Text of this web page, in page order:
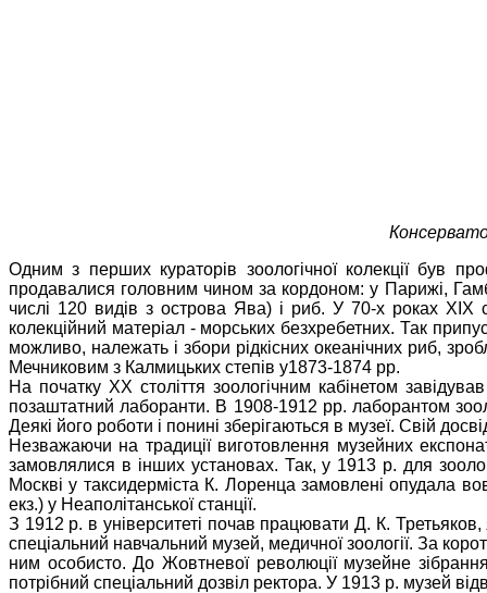
Одним з перших кураторів зоологічної колекції був
продавалися головним чином за кордоном: у Парижі,
числі 120 видів з острова Ява) і риб. У 70-х роках ХІХ
колекційний матеріал - морських безхребетних. Так
можливо, належать і збори рідкісних океанічних риб,
Мечниковим з Калмицьких степів у1873-1874 рр.
На початку ХХ століття зоологічним кабінетом
позаштатний лаборанти. В 1908-1912 рр. лаборантом
Деякі його роботи і понині зберігаються в музеї. Свій
Незважаючи на традиції виготовлення музейних
замовлялися в інших установах. Так, у 1913 р. для
Москві у таксидерміста К. Лоренца замовлені опудала
екз.) у Неаполітанської станції.
З 1912 р. в університеті почав працювати Д. К. Третьяков,
спеціальний навчальний музей, медичної зоології. За
ним особисто. До Жовтневої революції музейне
потрібний спеціальний дозвіл ректора. У 1913 р. музей